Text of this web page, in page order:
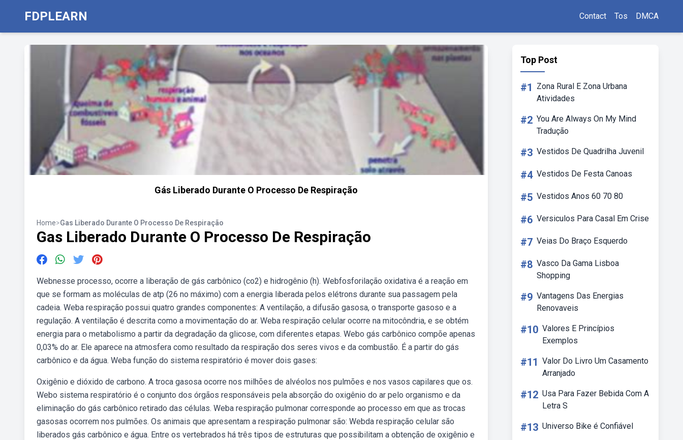
FDPLEARN Contact Tos DMCA
Gás Liberado Durante O Processo De Respiração
Home>Gas Liberado Durante O Processo De Respiração
Gas Liberado Durante O Processo De Respiração
Webnesse processo, ocorre a liberação de gás carbônico (co2) e hidrogênio (h). Webfosforilação oxidativa é a reação em
que se formam as moléculas de atp (26 no máximo) com a energia liberada pelos elétrons durante sua passagem pela
cadeia. Weba respiração possui quatro grandes componentes: A ventilação, a difusão gasosa, o transporte gasoso e a
regulação. A ventilação é descrita como a movimentação do ar. Weba respiração celular ocorre na mitocôndria, e se obtém
energia para o metabolismo a partir da degradação da glicose, com diferentes etapas. Webo gás carbônico compõe apenas
0,03% do ar. Ele aparece na atmosfera como resultado da respiração dos seres vivos e da combustão. É a partir do gás
carbônico e da água. Weba função do sistema respiratório é mover dois gases:
Oxigênio e dióxido de carbono. A troca gasosa ocorre nos milhões de alvéolos nos pulmões e nos vasos capilares que os.
Webo sistema respiratório é o conjunto dos órgãos responsáveis pela absorção do oxigênio do ar pelo organismo e da
eliminação do gás carbônico retirado das células. Weba respiração pulmonar corresponde ao processo em que as trocas
gasosas ocorrem nos pulmões. Os animais que apresentam a respiração pulmonar são: Webda respiração celular são
liberados gás carbônico e água. Entre os vertebrados há três tipos de estruturas que possibilitam a obtenção de oxigênio e
Top Post
#1
Zona Rural E Zona Urbana
Atividades
#2 You Are Always On My Mind
Tradução
#3 Vestidos De Quadrilha Juvenil
#4 Vestidos De Festa Canoas
#5 Vestidos Anos 60 70 80
#6 Versiculos Para Casal Em Crise
#7 Veias Do Braço Esquerdo
#8 Vasco Da Gama Lisboa
Shopping
#9 Vantagens Das Energias
Renovaveis
#10 Valores E Princípios
Exemplos
#11 Valor Do Livro Um Casamento
Arranjado
#12 Usa Para Fazer Bebida Com A
Letra S
#13 Universo Bike é Confiável